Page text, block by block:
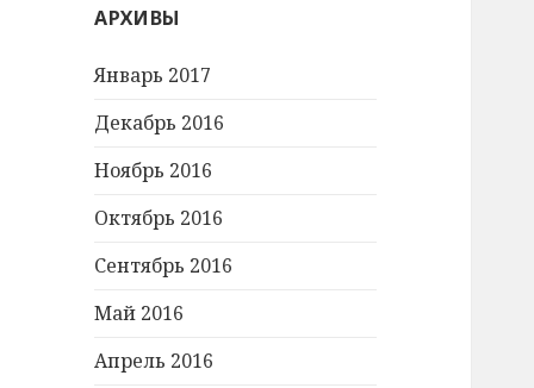
АРХИВЫ
Январь 2017
Декабрь 2016
Ноябрь 2016
Октябрь 2016
Сентябрь 2016
Май 2016
Апрель 2016